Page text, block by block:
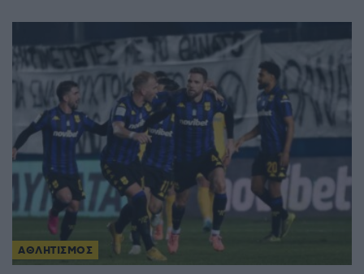
ΑΘΛΗΤΙΣΜΟΣ